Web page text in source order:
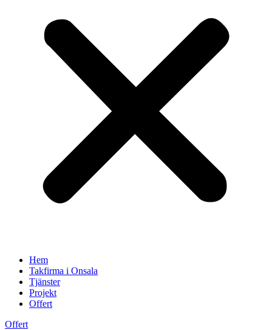
Hem
Takfirma i Onsala
Tjänster
Projekt
Offert
Offert